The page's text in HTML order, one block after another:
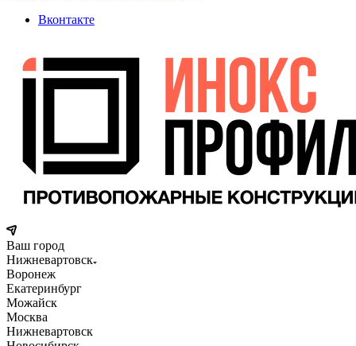
Вконтакте
Ваш город
Нижневартовск
Воронеж
Екатеринбург
Можайск
Москва
Нижневартовск